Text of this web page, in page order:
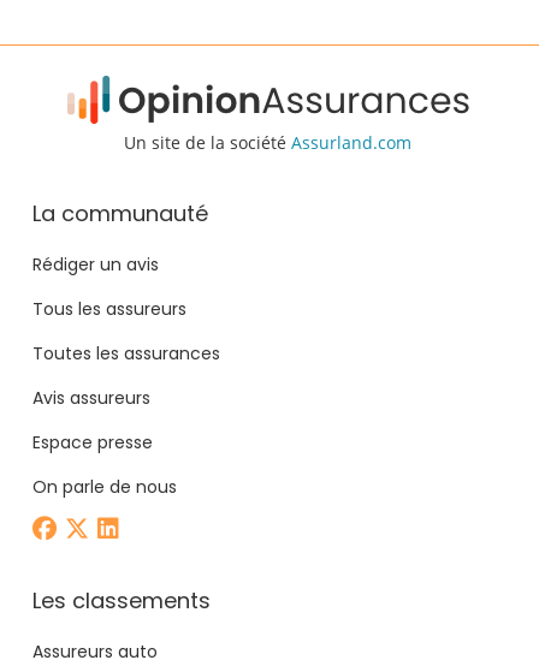
Un site de la société Assurland.com
La communauté
Rédiger un avis
Tous les assureurs
Toutes les assurances
Avis assureurs
Espace presse
On parle de nous
Les classements
Assureurs auto